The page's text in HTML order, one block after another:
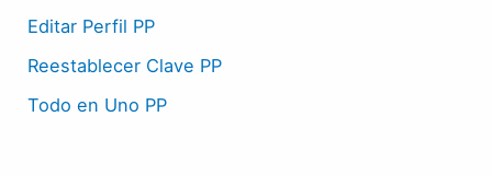
Editar Perfil PP
Reestablecer Clave PP
Todo en Uno PP